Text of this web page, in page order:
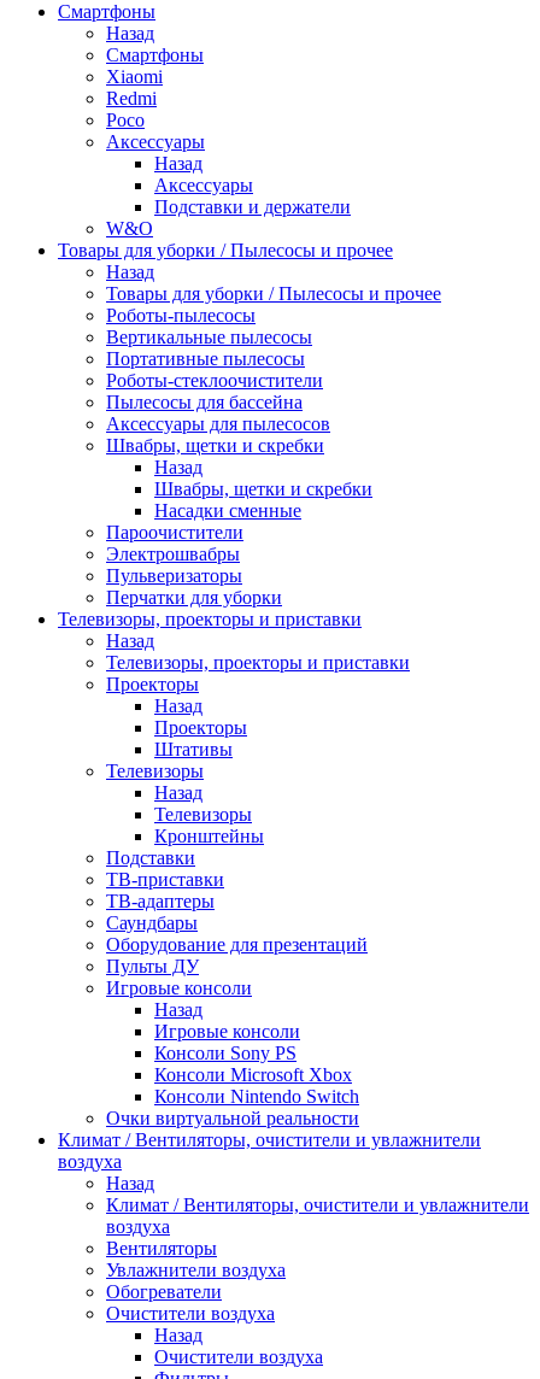
Смартфоны
Назад
Смартфоны
Xiaomi
Redmi
Poco
Аксессуары
Назад
Аксессуары
Подставки и держатели
W&O
Товары для уборки / Пылесосы и прочее
Назад
Товары для уборки / Пылесосы и прочее
Роботы-пылесосы
Вертикальные пылесосы
Портативные пылесосы
Роботы-стеклоочистители
Пылесосы для бассейна
Аксессуары для пылесосов
Швабры, щетки и скребки
Назад
Швабры, щетки и скребки
Насадки сменные
Пароочистители
Электрошвабры
Пульверизаторы
Перчатки для уборки
Телевизоры, проекторы и приставки
Назад
Телевизоры, проекторы и приставки
Проекторы
Назад
Проекторы
Штативы
Телевизоры
Назад
Телевизоры
Кронштейны
Подставки
ТВ-приставки
ТВ-адаптеры
Саундбары
Оборудование для презентаций
Пульты ДУ
Игровые консоли
Назад
Игровые консоли
Консоли Sony PS
Консоли Microsoft Xbox
Консоли Nintendo Switch
Очки виртуальной реальности
Климат / Вентиляторы, очистители и увлажнители
воздуха
Назад
Климат / Вентиляторы, очистители и увлажнители
воздуха
Вентиляторы
Увлажнители воздуха
Обогреватели
Очистители воздуха
Назад
Очистители воздуха